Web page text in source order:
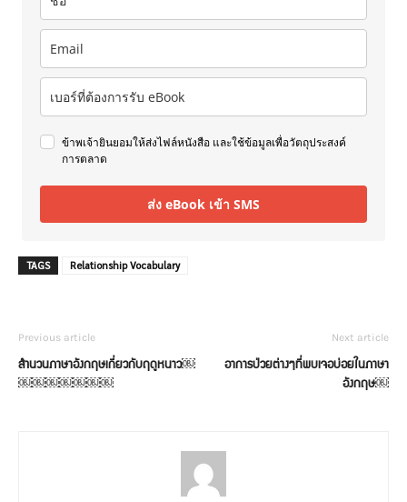
ข้าพเจ้ายินยอมให้ส่งไฟล์หนังสือ และใช้ข้อมูลเพื่อวัตถุประสงค์
การตลาด
ส่ง eBook เข้า SMS
TAGS Relationship Vocabulary
Previous article
สำนวนภาษาอังกฤษเกี่ยวกับฤดูหนาว￼
￼￼￼￼￼￼￼
Next article
อาการป่วยต่างๆที่พบเจอบ่อยในภาษา
อังกฤษ￼